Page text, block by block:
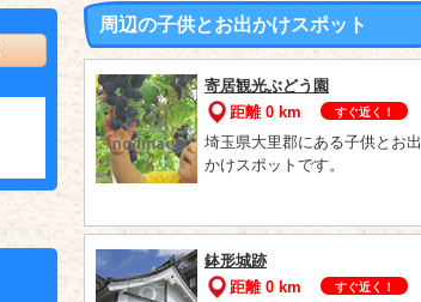
周辺の子供とお出かけスポット
寄居観光ぶどう園
距離 0 km
すぐ近く！
埼玉県大里郡にある子供とお出
かけスポットです。
鉢形城跡
距離 0 km
すぐ近く！